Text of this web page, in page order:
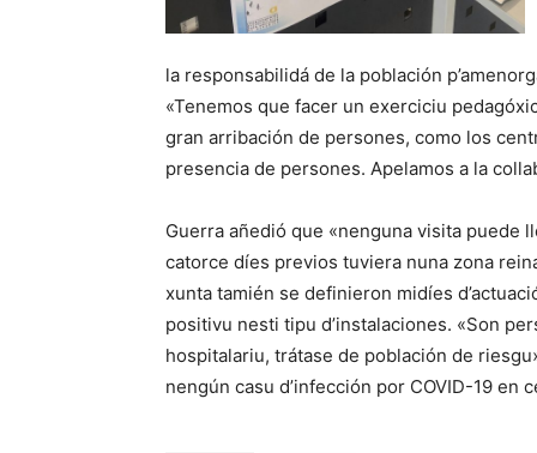
la responsabilidá de la población
«Tenemos que facer un exerciciu
gran arribación de persones, como los
presencia de persones. Apelamos a la
Guerra añedió que «nenguna visita puede
catorce díes previos tuviera nuna zona
xunta tamién se definieron midíes
positivu nesti tipu d’instalaciones. «Son
hospitalariu, trátase de población de
nengún casu d’infección por COVID-19